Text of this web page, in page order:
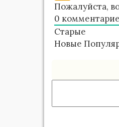
Пожалуйста,
0
Старые
Новые